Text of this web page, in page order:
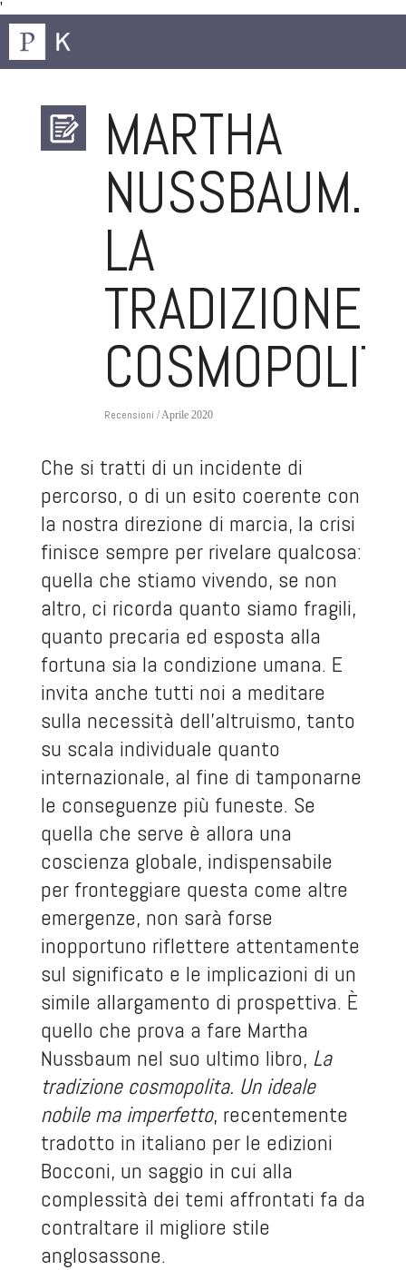
'
MARTHA
NUSSBAUM.
LA
TRADIZIONE
Recensioni / Aprile 2020
Che si tratti di un incidente di
percorso, o di un esito coerente con
la nostra direzione di marcia, la crisi
finisce sempre per rivelare qualcosa:
quella che stiamo vivendo, se non
altro, ci ricorda quanto siamo fragili,
quanto precaria ed esposta alla
fortuna sia la condizione umana. E
invita anche tutti noi a meditare
sulla necessità dell’altruismo, tanto
su scala individuale quanto
internazionale, al fine di tamponarne
le conseguenze più funeste. Se
quella che serve è allora una
coscienza globale, indispensabile
per fronteggiare questa come altre
emergenze, non sarà forse
inopportuno riflettere attentamente
sul significato e le implicazioni di un
simile allargamento di prospettiva. È
quello che prova a fare Martha
Nussbaum nel suo ultimo libro, La
tradizione cosmopolita. Un ideale
nobile ma imperfetto, recentemente
tradotto in italiano per le edizioni
Bocconi, un saggio in cui alla
complessità dei temi affrontati fa da
contraltare il migliore stile
anglosassone.